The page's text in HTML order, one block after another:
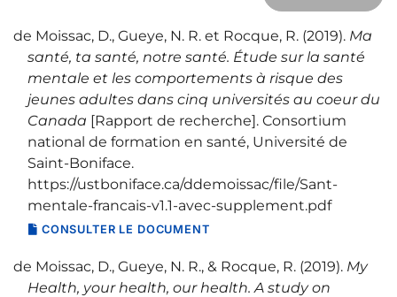
de Moissac, D., Gueye, N. R. et Rocque, R. (2019). Ma
santé, ta santé, notre santé. Étude sur la santé
mentale et les comportements à risque des
jeunes adultes dans cinq universités au coeur du
Canada [Rapport de recherche]. Consortium
national de formation en santé, Université de
Saint-Boniface.
https://ustboniface.ca/ddemoissac/file/Sant-
mentale-francais-v1.1-avec-supplement.pdf
CONSULTER LE DOCUMENT
de Moissac, D., Gueye, N. R., & Rocque, R. (2019). My
Health, your health, our health. A study on